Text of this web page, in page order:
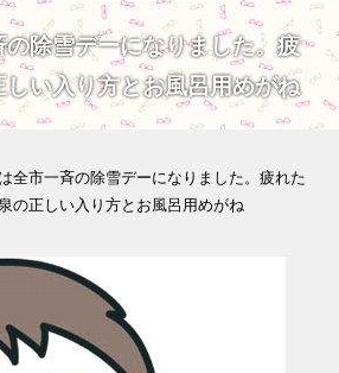
除雪デーになりました。疲
い入り方とお風呂用めがね
全市一斉の除雪デーになりました。疲れた
の正しい入り方とお風呂用めがね